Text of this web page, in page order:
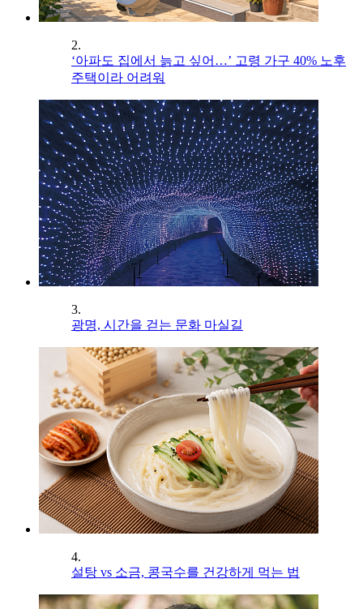
2.
‘아파도 집에서 늙고 싶어…’ 고령 가구 40% 노후
주택이라 어려워
3.
광명, 시간을 걷는 문화 마실길
4.
설탕 vs 소금, 콩국수를 건강하게 먹는 법